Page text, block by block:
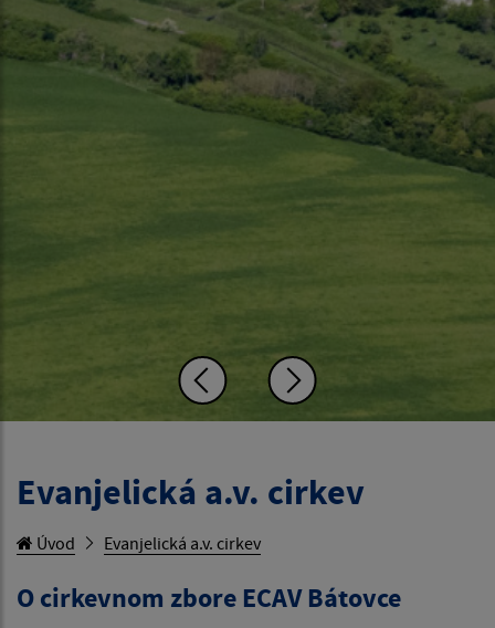
Evanjelická a.v. cirkev
Úvod Evanjelická a.v. cirkev
O cirkevnom zbore ECAV Bátovce